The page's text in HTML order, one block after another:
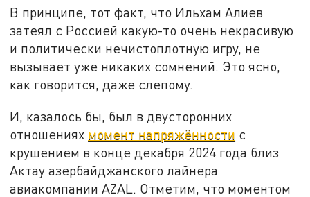
В принципе, тот факт, что Ильхам Алиев
затеял с Россией какую-то очень некрасивую
и политически нечистоплотную игру, не
вызывает уже никаких сомнений. Это ясно,
как говорится, даже слепому.
И, казалось бы, был в двусторонних
отношениях момент напряжённости с
крушением в конце декабря 2024 года близ
Актау азербайджанского лайнера
авиакомпании AZAL. Отметим, что моментом